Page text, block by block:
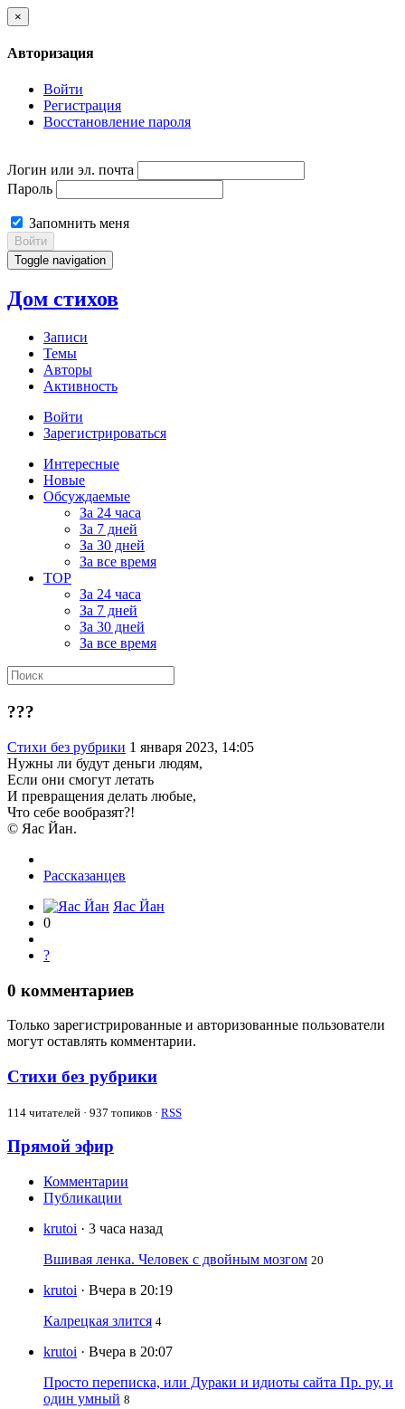
×
Авторизация
Войти
Регистрация
Восстановление пароля
Логин или эл. почта
Пароль
Запомнить меня
Войти
Toggle navigation
Дом стихов
Записи
Темы
Авторы
Активность
Войти
Зарегистрироваться
Интересные
Новые
Обсуждаемые
За 24 часа
За 7 дней
За 30 дней
За все время
TOP
За 24 часа
За 7 дней
За 30 дней
За все время
???
Стихи без рубрики 1 января 2023, 14:05
Нужны ли будут деньги людям,
Если они смогут летать
И превращения делать любые,
Что себе вообразят?!
© Яас Йан.
Рассказанцев
Яас Йан
0
?
0 комментариев
Только зарегистрированные и авторизованные пользователи
могут оставлять комментарии.
Стихи без рубрики
114 читателей · 937 топиков · RSS
Прямой эфир
Комментарии
Публикации
krutoi · 3 часа назад
Вшивая ленка. Человек с двойным мозгом 20
krutoi · Вчера в 20:19
Калрецкая злится 4
krutoi · Вчера в 20:07
Просто переписка, или Дураки и идиоты сайта Пр. ру, и
один умный 8